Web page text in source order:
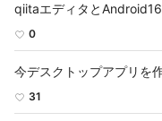
qiitaエディタと
0
今デスクトップアプリを
31